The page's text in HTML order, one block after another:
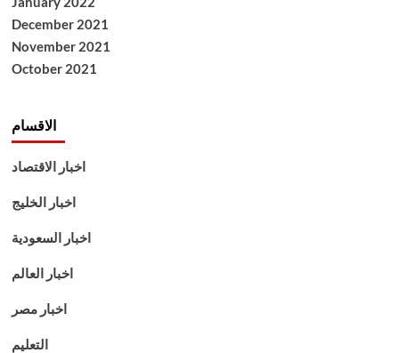
December 2021
November 2021
October 2021
الاقسام
اخبار الاقتصاد
اخبار الخليج
اخبار السعودية
اخبار العالم
اخبار مصر
التعليم